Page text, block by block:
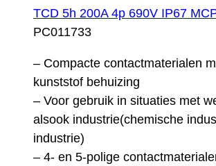
TCD 5h 200A 4p 690V IP67
PC011733
– Compacte contactmaterialen
kunststof behuizing
– Voor gebruik in situaties met
alsook industrie(chemische
industrie)
– 4- en 5-polige